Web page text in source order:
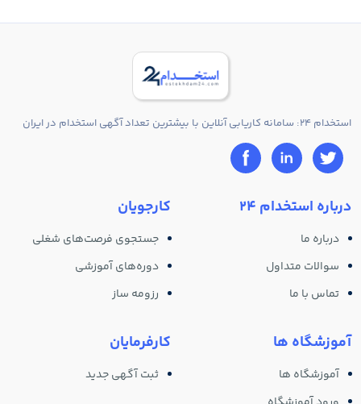
استخدام 24: سامانه کاریابی آنلاین با بیشترین تعداد آگهی استخدام در ایران
درباره استخدام 24
درباره ما
سوالات متداول
تماس با ما
آموزشگاه ها
آموزشگاه ها
کارجویان
جستجوی فرصت‌های شغلی
دوره‌های آموزشی
رزومه ساز
کارفرمایان
ثبت آگهی جدید